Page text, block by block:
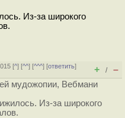
Из-за широкого
[^] [^^] [^^^] [ответить]
+ / –
мудожопии, Вебмани
Из-за широкого